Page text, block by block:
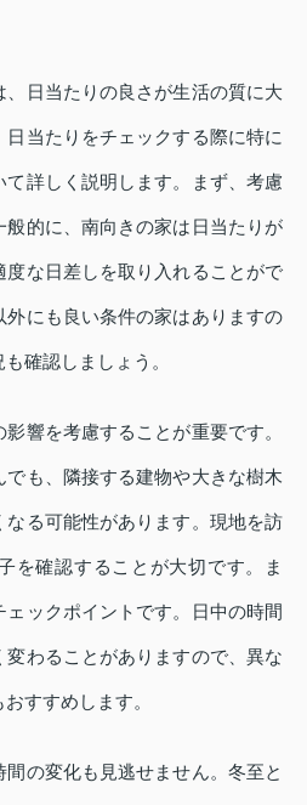
日当たりの良さが生活の質に大
当たりをチェックする際に特に
詳しく説明します。まず、考慮
的に、南向きの家は日当たりが
度な日差しを取り入れることがで
外にも良い条件の家はありますの
確認しましょう。
響を考慮することが重要です。
も、隣接する建物や大きな樹木
る可能性があります。現地を訪
を確認することが大切です。ま
ックポイントです。日中の時間
わることがありますので、異な
すすめします。
の変化も見逃せません。冬至と